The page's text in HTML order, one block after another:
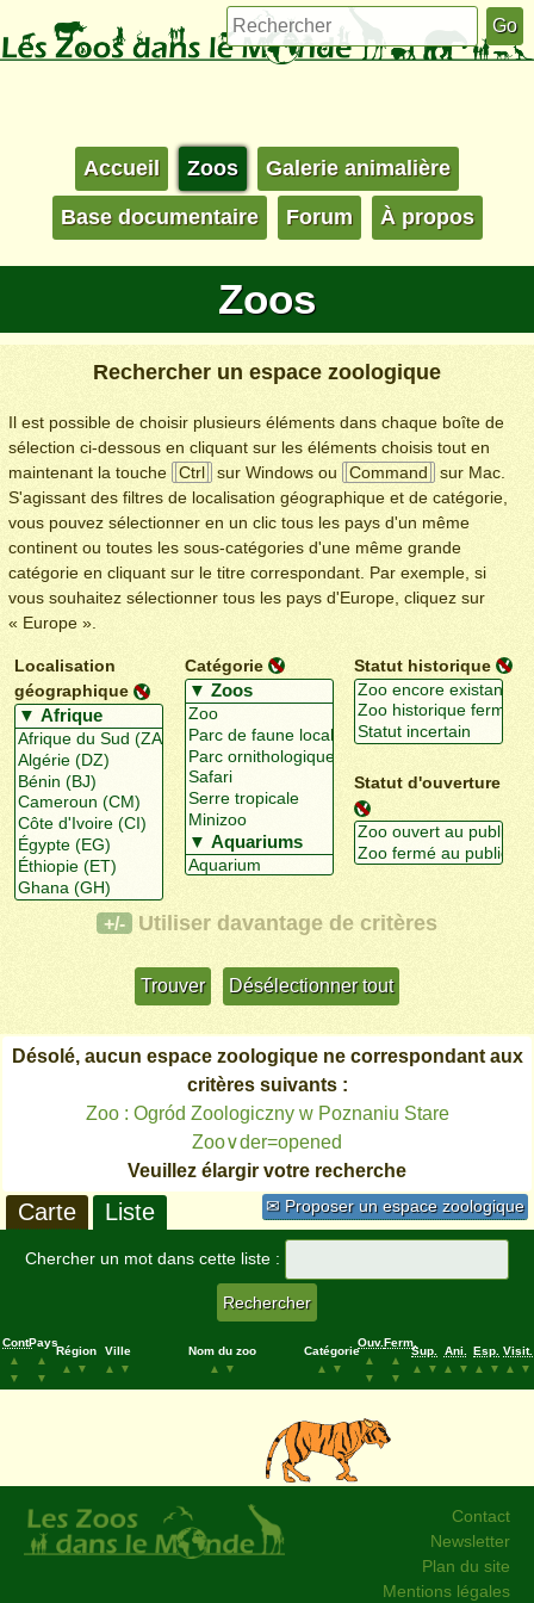
Accueil Zoos Galerie animalière
Base documentaire Forum À propos
Zoos
Rechercher un espace zoologique
Il est possible de choisir plusieurs éléments dans chaque boîte de
sélection ci-dessous en cliquant sur les éléments choisis tout en
maintenant la touche
Ctrl sur Windows ou Command
sur Mac.
S'agissant des filtres de localisation géographique et de catégorie,
vous pouvez sélectionner en un clic tous les pays d'un même
continent ou toutes les sous-catégories d'une même grande
catégorie en cliquant sur le titre correspondant. Par exemple, si
vous souhaitez sélectionner tous les pays d'Europe, cliquez sur
« Europe ».
Localisation
géographique
Catégorie Statut historique
Statut d'ouverture
+/- Utiliser davantage de critères
Désolé, aucun espace zoologique ne correspondant aux
critères suivants :
Zoo : Ogród Zoologiczny w Poznaniu Stare
Zoo∨der=opened
Veuillez élargir votre recherche
✉ Proposer un espace zoologique
Carte Liste
Chercher un mot dans cette liste :
Cont.
▲
▼
Pays
▲
▼
Région
▲
▼
Ville
▲
▼
Nom du zoo
▲
▼
Catégorie
▲
▼
Ouv.
▲
▼
Ferm.
▲
▼
Sup.
▲
▼
Ani.
▲
▼
Esp.
▲
▼
Visit.
▲
▼
Contact
Newsletter
Plan du site
Mentions légales